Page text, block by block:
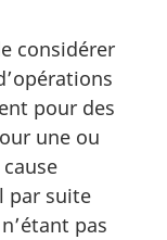
considérer
pour des
une ou
par suite
pas